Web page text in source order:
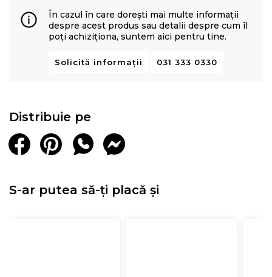
husa din microfibra 100% cu insertii de puf siliconic
polipropilena
Pentru produsele infasurate in rulou, recomandam
deschiderea/derularea imediat dupa achizitionare.
În cazul în care dorești mai multe informații
despre acest produs sau detalii despre cum îl
poți achiziționa, suntem aici pentru tine.
Solicită informații 031 333 0330
Distribuie pe
S-ar putea să-ți placă și